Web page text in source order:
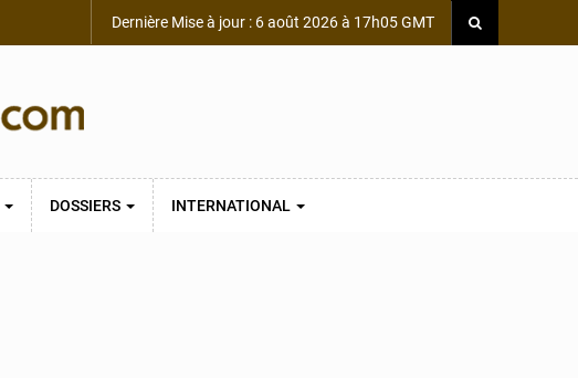
Dernière Mise à jour : 6 août 2026 à 17h05 GMT
DOSSIERS INTERNATIONAL